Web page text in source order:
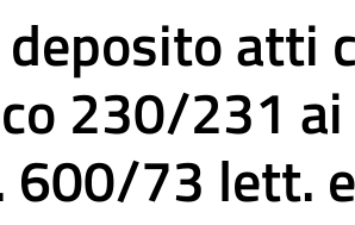
atti
230/231
600/73 lett.